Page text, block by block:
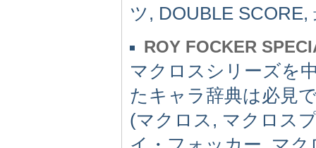
ツ, DOUBLE
ROY FOCKER
マクロスシリーズを
たキャラ辞典は必見
(マクロス, マクロス